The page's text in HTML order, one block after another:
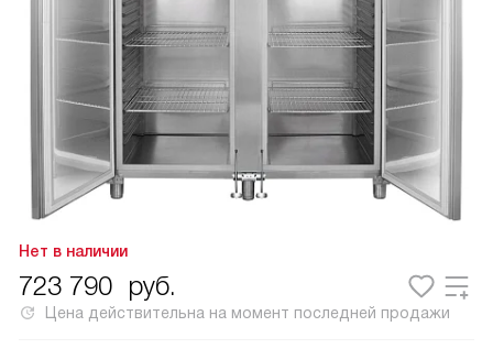
Нет в наличии
723 790 руб.
Цена действительна на момент последней продажи